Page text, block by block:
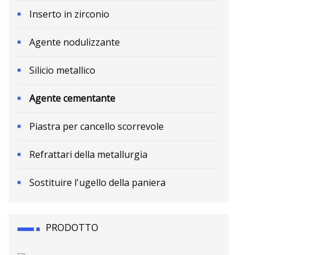
Inserto in zirconio
Agente nodulizzante
Silicio metallico
Agente cementante
Piastra per cancello scorrevole
Refrattari della metallurgia
Sostituire l'ugello della paniera
PRODOTTO